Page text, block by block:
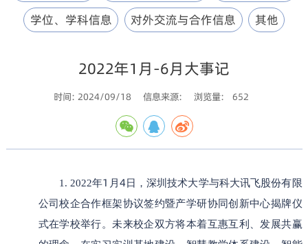
学位、学科信息
对外交流与合作信息 其他
2022年1月-6月大事记
时间: 2024/09/18 信息来源: 浏览量: 652
1. 2022年1 月4日，深圳技术大学与科大讯飞股份有限
公司校企合作框架协议签约暨产学研协同创新中心揭牌仪
式在学校举行。未来校企双方将本着互惠互利、发展共赢